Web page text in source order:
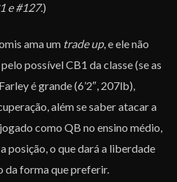
e #127.)
ama um trade up, e ele não
possível CB1 da classe (se as
é grande (6’2″, 207lb),
além se saber atacar a
como QB no ensino médio,
posição, o que dará a liberdade
da forma que preferir.